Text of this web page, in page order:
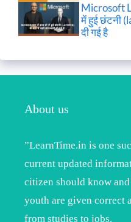
Microsoft
में हुई छंटनी
दी गई है
About us
”LearnTime.in is one
current updated
citizen should know
youth are given correct
from studies to jobs.